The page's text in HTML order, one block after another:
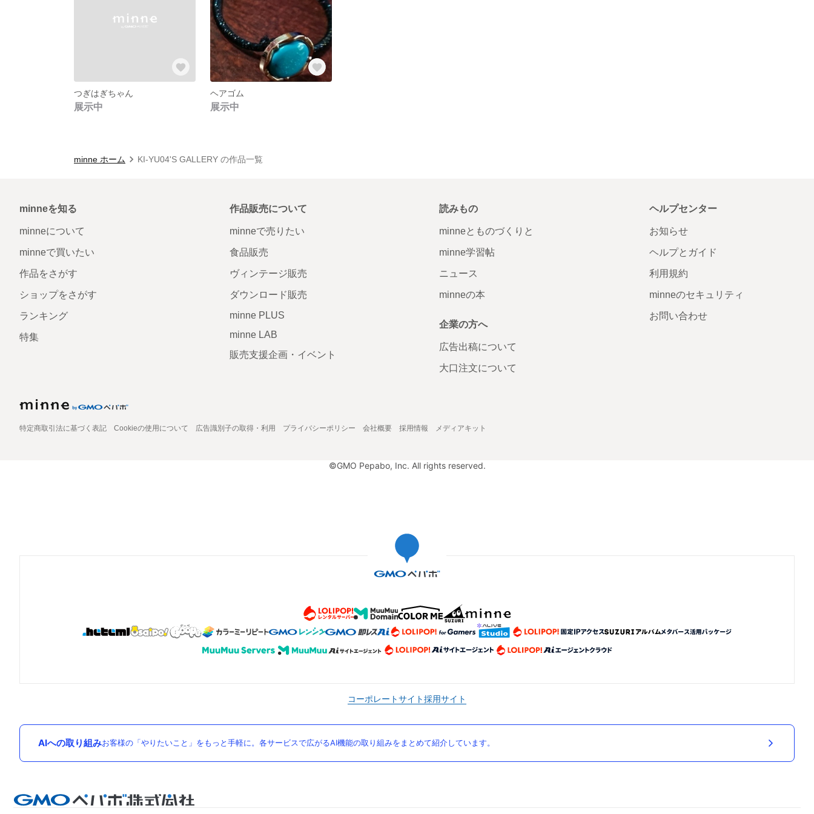
つぎはぎちゃん
展示中
ヘアゴム
展示中
minne ホーム KI-YU04'S GALLERY の作品一覧
minneを知る
minneについて
minneで買いたい
作品をさがす
ショップをさがす
ランキング
特集
作品販売について
minneで売りたい
食品販売
ヴィンテージ販売
ダウンロード販売
minne PLUS
minne LAB
販売支援企画・イベント
読みもの
minneとものづくりと
minne学習帖
ニュース
minneの本
企業の方へ
広告出稿について
大口注文について
ヘルプセンター
お知らせ
ヘルプとガイド
利用規約
minneのセキュリティ
お問い合わせ
特定商取引法に基づく表記 Cookieの使用について 広告識別子の取得・利用 プライバシーポリシー 会社概要 採用情報 メディアキット
©GMO Pepabo, Inc. All rights reserved.
コーポレートサイト採用サイト
AIへの取り組みお客様の「やりたいこと」をもっと手軽に。各サービスで広がるAI機能の取り組みをまとめて紹介しています。